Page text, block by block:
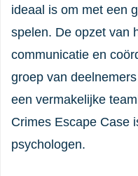
ideaal is om met een
spelen. De opzet van
communicatie en
groep van
een vermakelijke
Crimes Escape Case
psychologen.